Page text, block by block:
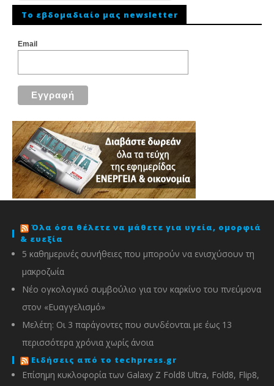
To εβδομαδιαίο μας newsletter
Email
Όλα όσα θέλετε να μάθετε για υγεία, ομορφιά
& ευεξία
5 καθημερινές συνήθειες που μπορούν να ενισχύσουν τη
μακροζωία
Νέο ογκολογικό συμβούλιο για τον καρκίνο του πνεύμονα
στον «Ευαγγελισμό»
Μελέτη: Οι 3 παράγοντες που συνδέονται με έως 13
περισσότερα χρόνια χωρίς άνοια
Ειδήσεις από το techpress.gr
Επίσημη κυκλοφορία των Galaxy Z Fold8 Ultra, Fold8, Flip8,